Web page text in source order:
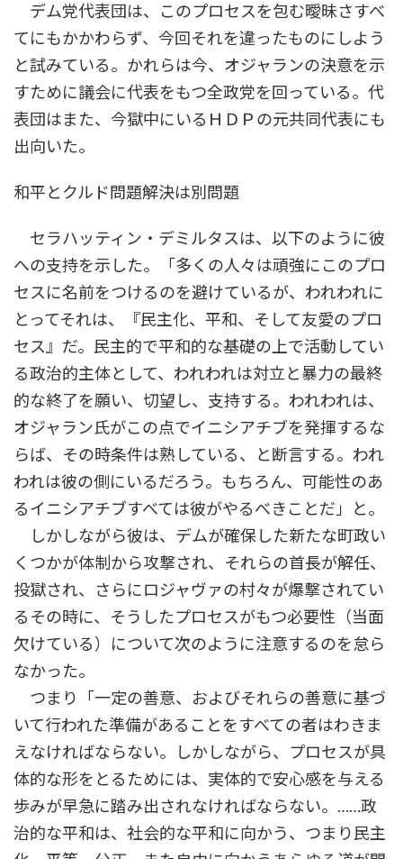
デム党代表団は、このプロセスを包む曖昧さすべ
てにもかかわらず、今回それを違ったものにしよう
と試みている。かれらは今、オジャランの決意を示
すために議会に代表をもつ全政党を回っている。代
表団はまた、今獄中にいるＨＤＰの元共同代表にも
出向いた。
和平とクルド問題解決は別問題
セラハッティン・デミルタスは、以下のように彼
への支持を示した。「多くの人々は頑強にこのプロ
セスに名前をつけるのを避けているが、われわれに
とってそれは、『民主化、平和、そして友愛のプロ
セス』だ。民主的で平和的な基礎の上で活動してい
る政治的主体として、われわれは対立と暴力の最終
的な終了を願い、切望し、支持する。われわれは、
オジャラン氏がこの点でイニシアチブを発揮するな
らば、その時条件は熟している、と断言する。われ
われは彼の側にいるだろう。もちろん、可能性のあ
るイニシアチブすべては彼がやるべきことだ」と。
しかしながら彼は、デムが確保した新たな町政い
くつかが体制から攻撃され、それらの首長が解任、
投獄され、さらにロジャヴァの村々が爆撃されてい
るその時に、そうしたプロセスがもつ必要性（当面
欠けている）について次のように注意するのを怠ら
なかった。
つまり「一定の善意、およびそれらの善意に基づ
いて行われた準備があることをすべての者はわきま
えなければならない。しかしながら、プロセスが具
体的な形をとるためには、実体的で安心感を与える
歩みが早急に踏み出されなければならない。……政
治的な平和は、社会的な平和に向かう、つまり民主